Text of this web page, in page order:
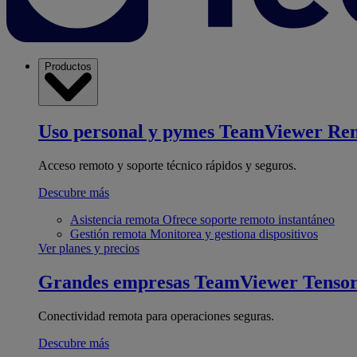
Productos
Uso personal y pymes TeamViewer
Acceso remoto y soporte técnico rápidos y seguros.
Descubre más
Asistencia remota Ofrece soporte remoto instantáneo
Gestión remota Monitorea y gestiona dispositivos
Ver planes y precios
Grandes empresas TeamViewer Tensor
Conectividad remota para operaciones seguras.
Descubre más